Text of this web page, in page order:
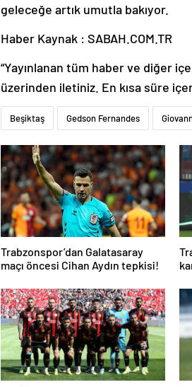
geleceğe artık umutla bakıyor.
Haber Kaynak : SABAH.COM.TR
“Yayınlanan tüm haber ve diğer
üzerinden iletiniz. En kısa süre
Beşiktaş Gedson Fernandes
Trabzonspor’dan Galatasaray
maçı öncesi Cihan Aydın tepkisi!